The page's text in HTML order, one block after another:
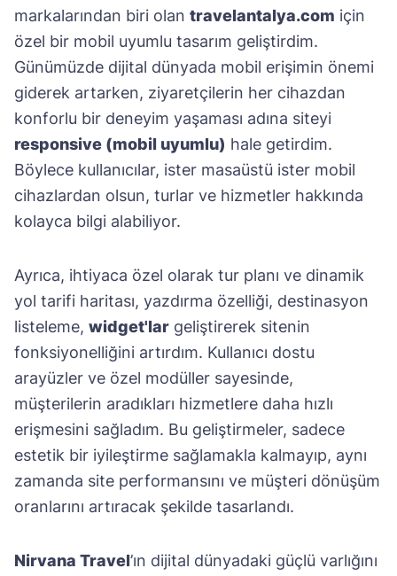
markalarından biri olan travelantalya.com için
özel bir mobil uyumlu tasarım geliştirdim.
Günümüzde dijital dünyada mobil erişimin önemi
giderek artarken, ziyaretçilerin her cihazdan
konforlu bir deneyim yaşaması adına siteyi
responsive (mobil uyumlu) hale getirdim.
Böylece kullanıcılar, ister masaüstü ister mobil
cihazlardan olsun, turlar ve hizmetler hakkında
kolayca bilgi alabiliyor.
Ayrıca, ihtiyaca özel olarak tur planı ve dinamik
yol tarifi haritası, yazdırma özelliği, destinasyon
listeleme, widget'lar geliştirerek sitenin
fonksiyonelliğini artırdım. Kullanıcı dostu
arayüzler ve özel modüller sayesinde,
müşterilerin aradıkları hizmetlere daha hızlı
erişmesini sağladım. Bu geliştirmeler, sadece
estetik bir iyileştirme sağlamakla kalmayıp, aynı
zamanda site performansını ve müşteri dönüşüm
oranlarını artıracak şekilde tasarlandı.
Nirvana Travel’ın dijital dünyadaki güçlü varlığını